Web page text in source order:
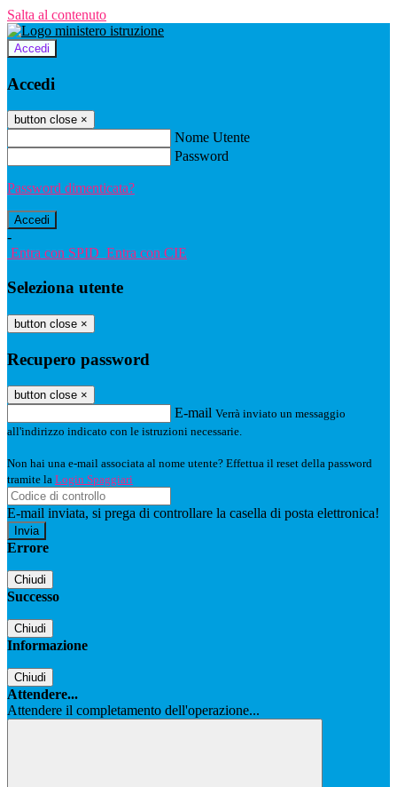
Salta al contenuto
Accedi
Accedi
button close ×
Nome Utente
Password
Password dimenticata?
-
Entra con SPID Entra con CIE
Seleziona utente
button close ×
Recupero password
button close ×
E-mail Verrà inviato un messaggio
all'indirizzo indicato con le istruzioni necessarie.
Non hai una e-mail associata al nome utente? Effettua il reset della password
tramite la Login Spaggiari
E-mail inviata, si prega di controllare la casella di posta elettronica!
Errore
Chiudi
Successo
Chiudi
Informazione
Chiudi
Attendere...
Attendere il completamento dell'operazione...